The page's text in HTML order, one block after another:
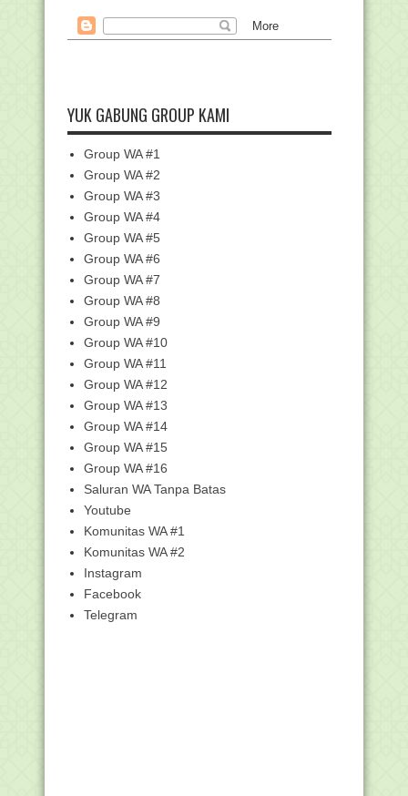
Juknis Bantuan Lembaga Mitra,
Lembaga Profesi Pend...
Indonesia Bang...
Juknis Anugerah Guru dan Tenaga
Pedoman Penyelenggaraan Upacara
Peringatan Hari Ke...
Penyelenggaraan Upacara Peringatan
Hari Kesaktian ...
Mengenal Tema dan Logo Hari Santri
2022
Pendataan Tenaga Non-ASN
Berlangsung Hingga 31 Okt...
Unduh Aplikasi Penilaian Kinerja Guru
(PKG)
Total Hadiah 300juta, Pendaftaran
Kompetisi Roboti...
Juknis Pelaksanaan Seleksi Calon
PPPK Guru Pada In...
Rekrutmen Baru Tenaga Pendamping
Lokal Desa (PLD) ...
Siap-Siap, PPG Angkatan III bagi 6.971
Guru Madras...
Bantuan 2.095 Pokja Guru Madrasah
Cair Oktober 2022
Surat Edaran Pencairan Bantuan Sosial
PIP Madrasah...
SK dan Lampiran PIP Tingkat MA Tahap
YUK GABUNG GROUP KAMI
Group WA #1
Group WA #2
Group WA #3
Group WA #4
Group WA #5
Group WA #6
Group WA #7
Group WA #8
Group WA #9
Group WA #10
Group WA #11
Group WA #12
Group WA #13
Group WA #14
Group WA #15
Group WA #16
Saluran WA Tanpa Batas
Youtube
Komunitas WA #1
Komunitas WA #2
Instagram
Facebook
Telegram